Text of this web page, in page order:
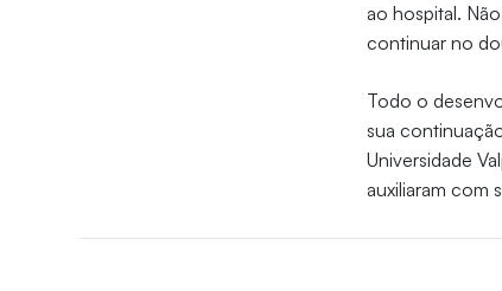
ao hospital.
continuar no
Todo o
sua
Universidade
auxiliaram com